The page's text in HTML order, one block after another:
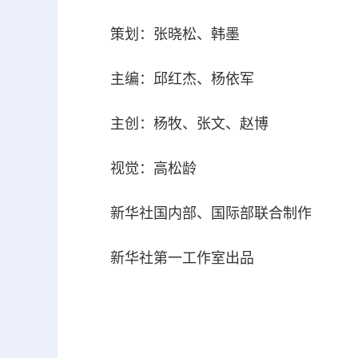
策划：张晓松、韩墨
主编：邱红杰、杨依军
主创：杨牧、张文、赵博
视觉：高松龄
新华社国内部、国际部联合制作
新华社第一工作室出品